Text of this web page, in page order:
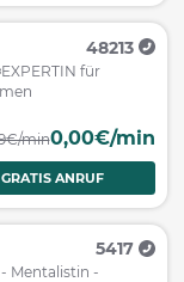
48213
für
min0,00€/min
GRATIS ANRUF
5417
Mentalistin -